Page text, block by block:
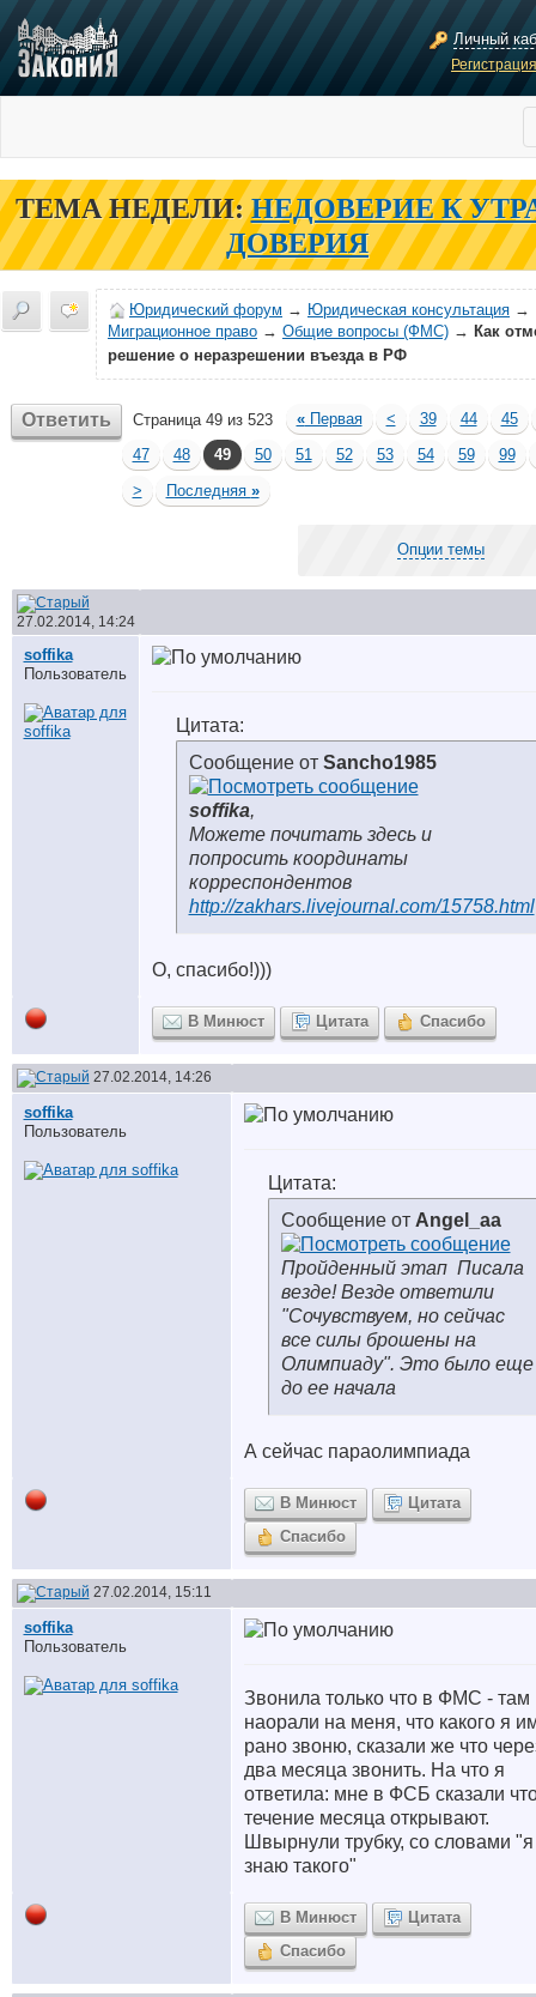
Личный
ТЕМА НЕДЕЛИ: НЕДОВЕРИЕ К
ДОВЕРИЯ
Юридический форум → Юридическая консультация →
Миграционное право → Общие вопросы (ФМС) → Как
решение о неразрешении въезда в РФ
Ответить Страница 49 из 523 «Первая < 39 44
45
47
48 49 50 51 52 53 54 59
99
>
Последняя »
Опции темы
27.02.2014, 14:24
soffika
Пользователь
Цитата:
Сообщение от Sancho1985
soffika,
Можете почитать здесь и
попросить координаты
корреспондентов
http://zakhars.livejournal.com/15758.html
О, спасибо!)))
В Минюст Цитата Спасибо
27.02.2014, 14:26
soffika
Пользователь
Цитата:
Сообщение от Angel_aa
Пройденный этап Писала
везде! Везде ответили
"Сочувствуем, но сейчас
все силы брошены на
Олимпиаду". Это было еще
до ее начала
А сейчас параолимпиада
В Минюст
Цитата
Спасибо
27.02.2014, 15:11
soffika
Пользователь
Звонила только что в ФМС - там
наорали на меня, что какого я
рано звоню, сказали же что
два месяца звонить. На что я
ответила: мне в ФСБ сказали
течение месяца открывают.
Швырнули трубку, со словами
знаю такого"
В Минюст
Цитата
Спасибо